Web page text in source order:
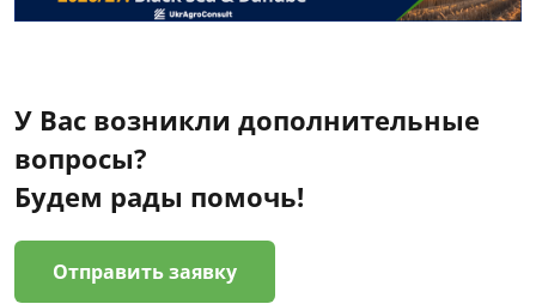
У Вас возникли дополнительные
вопросы?
Будем рады помочь!
Отправить заявку